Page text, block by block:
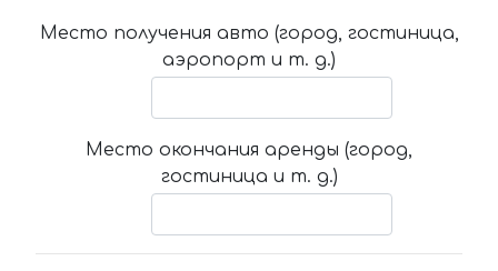
Место получения авто (город, гостиница,
аэропорт и т. д.)
Место окончания аренды (город,
гостиница и т. д.)